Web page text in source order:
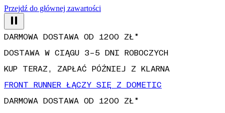
Przejdź do głównej zawartości
DARMOWA DOSTAWA OD 1200 ZŁ*
DOSTAWA W CIĄGU 3–5 DNI ROBOCZYCH
KUP TERAZ, ZAPŁAĆ PÓŹNIEJ Z KLARNA
FRONT RUNNER ŁĄCZY SIĘ Z DOMETIC
DARMOWA DOSTAWA OD 1200 ZŁ*